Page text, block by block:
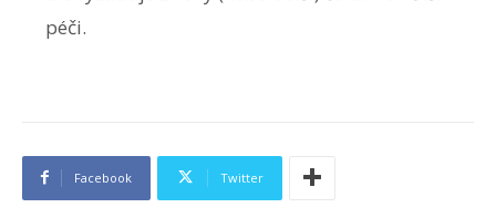
péči.
Facebook Twitter